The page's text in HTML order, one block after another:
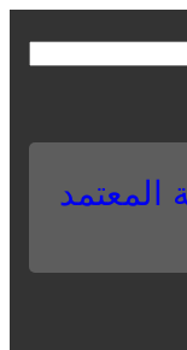
r
المعتمد